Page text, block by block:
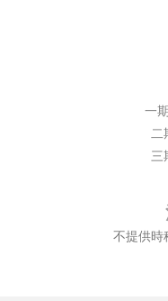
一
二
三
不提供時